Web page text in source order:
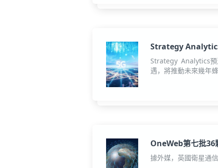
Strategy
Strategy Analytics預
遇，將推動未來幾年
OneWeb第七批36
據外媒，英國衛星通